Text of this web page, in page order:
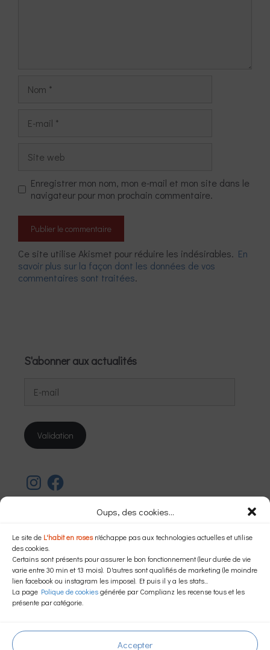
Oups, des cookies...
Le site de L'habit en rosesn'échappe pas aux technologies actuelles et utilise
des cookies.
Certains sont présents pour assurer le bon fonctionnement (leur durée de vie
varie entre 30 min et 13 mois). D'autres sont qualifiés de marketing (le moindre
lien facebook ou instagram les impose). Et puis il y a les stats...
La page Polique de cookiesgénérée par Complianz les recense tous et les
présente par catégorie.
Accepter
mail
web
Enregistrer mon nom, mon e-mail et mon site dans le
navigateur pour mon prochain commentaire.
Ce site utilise Akismet pour réduire les indésirables. En
savoir plus sur la façon dont les données de vos
commentaires sont traitées.
S'abonner aux actualités
mail
Validation
InstagramFacebook
Powered by Translate
Mentions légales–